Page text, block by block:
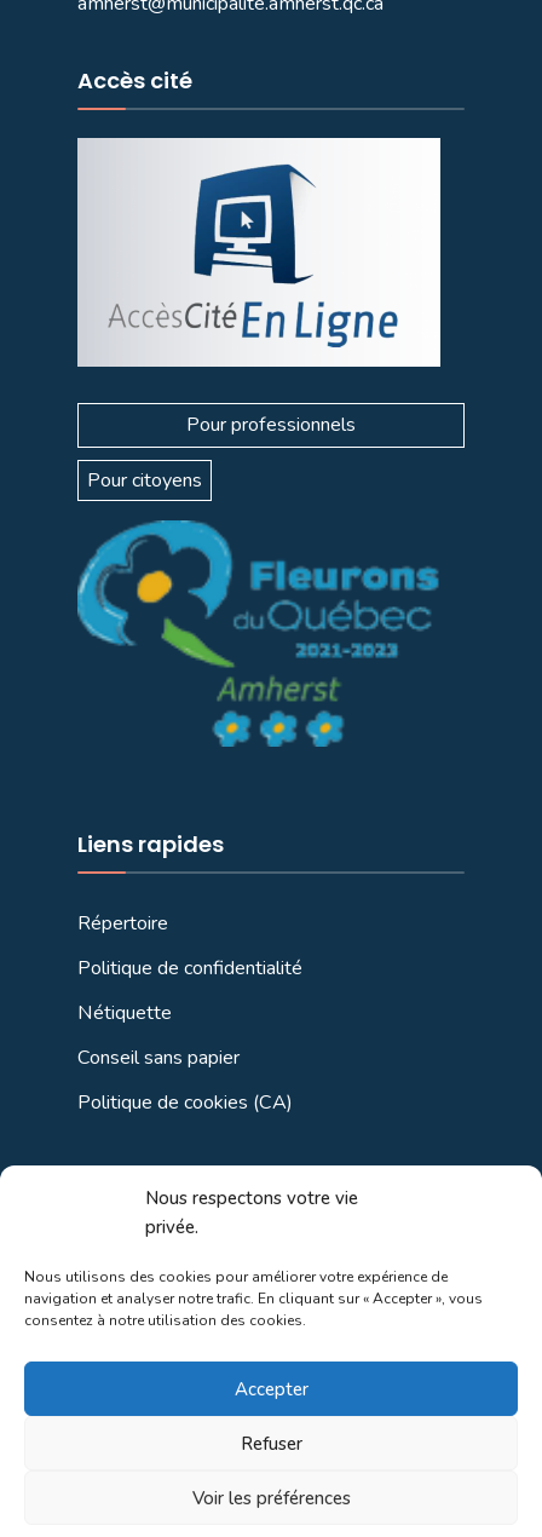
Nous respectons votre vie
privée.
Nous utilisons des cookies pour améliorer votre expérience de
navigation et analyser notre trafic. En cliquant sur « Accepter », vous
consentez à notre utilisation des cookies.
Accepter
Refuser
Voir les préférences
Accès cité
Pour professionnels
Pour citoyens
Liens rapides
Répertoire
Politique de confidentialité
Nétiquette
Conseil sans papier
Politique de cookies (CA)
Liens utiles
Liens régionaux
Liens gouvernements
Liens touristiques
Au coeur de la nature!